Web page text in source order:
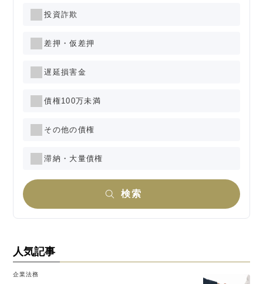
投資詐欺
差押・仮差押
遅延損害金
債権100万未満
その他の債権
滞納・大量債権
検索
人気記事
企業法務